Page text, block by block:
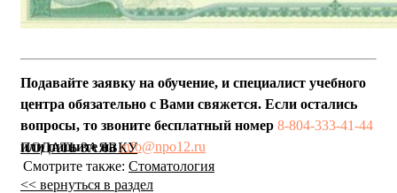
Подавайте заявку на обучение, и специалист учебного
центра обязательно с Вами свяжется. Если остались
вопросы, то звоните бесплатный номер 8-804-333-41-44
или пишите наinfo@npo12.ru
ПОДАТЬ ЗАЯВКУ
Смотрите также: Стоматология
<< вернуться в раздел